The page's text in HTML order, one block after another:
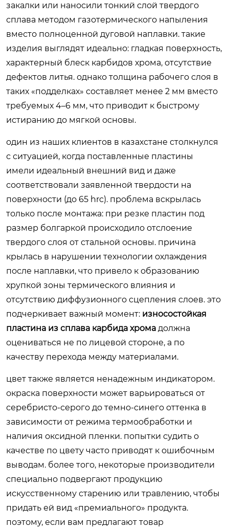
закалки или наносили тонкий слой твердого
сплава методом газотермического напыления
вместо полноценной дуговой наплавки. такие
изделия выглядят идеально: гладкая поверхность,
характерный блеск карбидов хрома, отсутствие
дефектов литья. однако толщина рабочего слоя в
таких «подделках» составляет менее 2 мм вместо
требуемых 4–6 мм, что приводит к быстрому
истиранию до мягкой основы.
один из наших клиентов в казахстане столкнулся
с ситуацией, когда поставленные пластины
имели идеальный внешний вид и даже
соответствовали заявленной твердости на
поверхности (до 65 hrc). проблема вскрылась
только после монтажа: при резке пластин под
размер болгаркой происходило отслоение
твердого слоя от стальной основы. причина
крылась в нарушении технологии охлаждения
после наплавки, что привело к образованию
хрупкой зоны термического влияния и
отсутствию диффузионного сцепления слоев. это
подчеркивает важный момент: износостойкая
пластина из сплава карбида хрома должна
оцениваться не по лицевой стороне, а по
качеству перехода между материалами.
цвет также является ненадежным индикатором.
окраска поверхности может варьироваться от
серебристо-серого до темно-синего оттенка в
зависимости от режима термообработки и
наличия оксидной пленки. попытки судить о
качестве по цвету часто приводят к ошибочным
выводам. более того, некоторые производители
специально подвергают продукцию
искусственному старению или травлению, чтобы
придать ей вид «премиального» продукта.
поэтому, если вам предлагают товар